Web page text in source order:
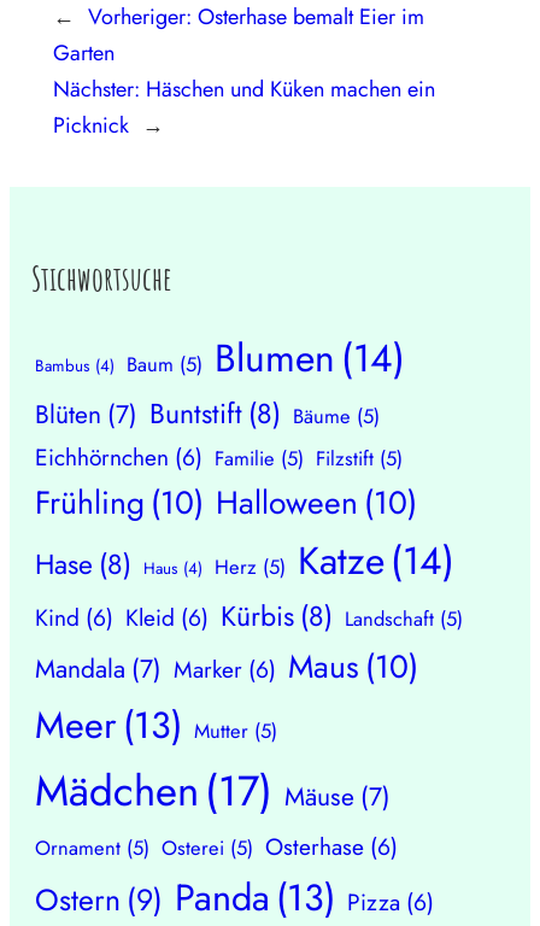
← Vorheriger: Osterhase bemalt Eier im
Garten
Nächster: Häschen und Küken machen ein
Picknick →
Stichwortsuche
Bambus (4) Baum (5) Blumen(14)
Blüten (7) Buntstift (8) Bäume (5)
Eichhörnchen (6) Familie (5) Filzstift (5)
Frühling (10) Halloween (10)
Hase (8) Haus (4) Herz (5) Katze(14)
Kind (6) Kleid (6) Kürbis (8) Landschaft (5)
Mandala (7) Marker (6) Maus (10)
Meer(13) Mutter (5)
Mädchen (17) Mäuse (7)
Ornament (5) Osterei (5) Osterhase (6)
Ostern (9) Panda (13) Pizza (6)